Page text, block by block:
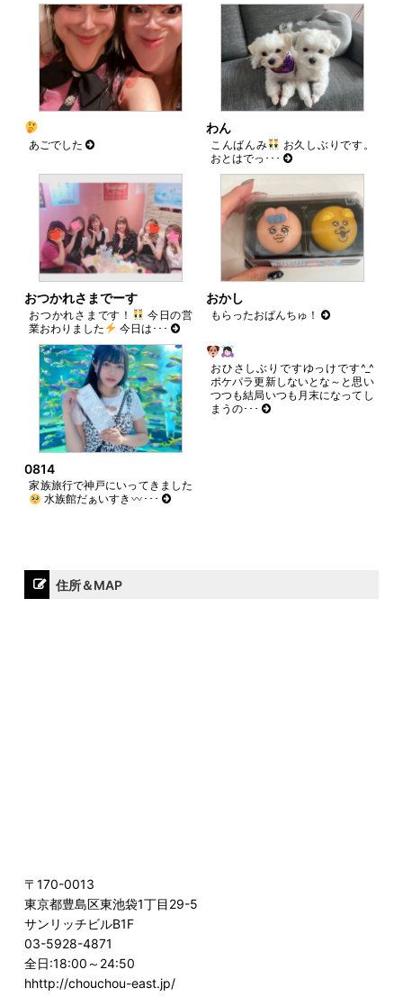
開
き
ま
す)
あごでした
わん
こんばんみ
お久しぶりです。
おとはでっ･･･
おつかれさまでーす
おつかれさまです！
今日の営
業おわりました
今日は･･･
おかし
もらったおぱんちゅ！
0814
家族旅行で神戸にいってきました
水族館だぁいすき
･･･
おひさしぶりですゆっけです^_^
ポケパラ更新しないとな～と思い
つつも結局いつも月末になってし
まうの･･･
住所＆MAP
〒170-0013
東京都豊島区東池袋1丁目29-5
サンリッチビルB1F
03-5928-4871
全日:18:00～24:50
hhttp://chouchou-east.jp/